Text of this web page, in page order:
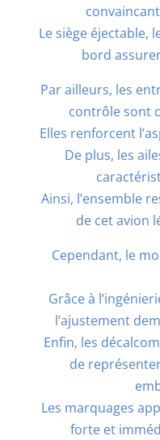
Le siège éjectable,
bord
Par ailleurs, les
contrôle sont
Elles renforcent
De plus, les
Ainsi, l’ensemble
de cet avion
Cependant, le
Grâce à
l’ajustement
Enfin, les
de
Les marquages
forte et